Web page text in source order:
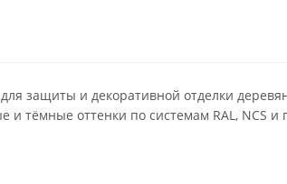
защиты и декоративной отделки
тёмные оттенки по системам RAL, NCS и